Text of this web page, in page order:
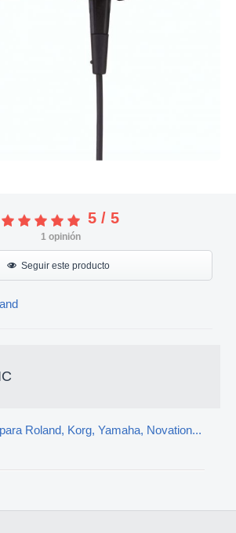
5 / 5
1opinión
Seguir este producto
Roland, Korg, Yamaha, Novation...